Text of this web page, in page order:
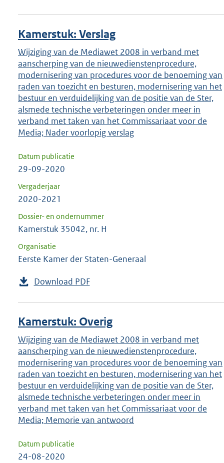
Kamerstuk: Verslag
Wijziging van de Mediawet 2008 in verband met
aanscherping van de nieuwedienstenprocedure,
modernisering van procedures voor de benoeming van
raden van toezicht en besturen, modernisering van het
bestuur en verduidelijking van de positie van de Ster,
alsmede technische verbeteringen onder meer in
verband met taken van het Commissariaat voor de
Media; Nader voorlopig verslag
Datum publicatie
29-09-2020
Vergaderjaar
2020-2021
Dossier- en ondernummer
Kamerstuk 35042, nr. H
Organisatie
Eerste Kamer der Staten-Generaal
Download PDF
Kamerstuk: Overig
Wijziging van de Mediawet 2008 in verband met
aanscherping van de nieuwedienstenprocedure,
modernisering van procedures voor de benoeming van
raden van toezicht en besturen, modernisering van het
bestuur en verduidelijking van de positie van de Ster,
alsmede technische verbeteringen onder meer in
verband met taken van het Commissariaat voor de
Media; Memorie van antwoord
Datum publicatie
24-08-2020